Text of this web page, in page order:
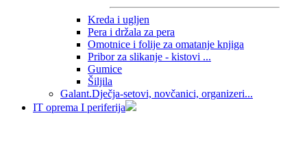
Kreda i ugljen
Pera i držala za pera
Omotnice i folije za omatanje knjiga
Pribor za slikanje - kistovi ...
Gumice
Šiljila
Galant.Dječja-setovi, novčanici, organizeri...
IT oprema I periferija